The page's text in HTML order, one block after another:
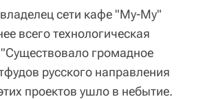
сети кафе "Му-Му"
всего технологическая
громадное
русского направления
проектов ушло в небытие.